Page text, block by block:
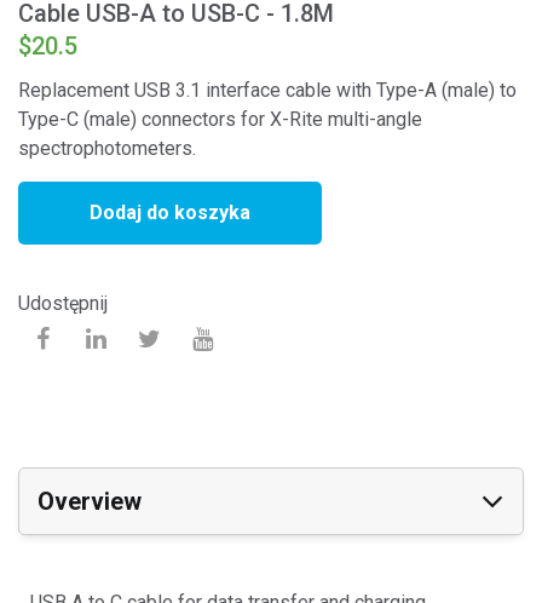
Cable USB-A to USB-C - 1.8M
$20.5
Replacement USB 3.1 interface cable with Type-A (male) to
Type-C (male) connectors for X-Rite multi-angle
spectrophotometers.
Dodaj do koszyka
Udostępnij
Overview